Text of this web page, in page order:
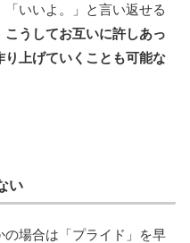
いいよ。」と言い返せる
うしてお互いに許しあっ
上げていくことも可能な
い
場合は「プライド」を早